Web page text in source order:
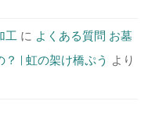
工 に よくある質問 お墓
| 虹の架け橋ぷう より